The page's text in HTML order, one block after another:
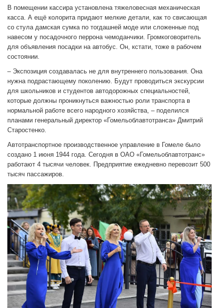
В помещении кассира установлена тяжеловесная механическая
касса. А ещё колорита придают мелкие детали, как то свисающая
со стула дамская сумка по тогдашней моде или сложенные под
навесом у посадочного перрона чемоданчики. Громкоговоритель
для объявления посадки на автобус. Он, кстати, тоже в рабочем
состоянии.
– Экспозиция создавалась не для внутреннего пользования. Она
нужна подрастающему поколению. Будут проводиться экскурсии
для школьников и студентов автодорожных специальностей,
которые должны проникнуться важностью роли транспорта в
нормальной работе всего народного хозяйства, – поделился
планами генеральный директор «Гомельоблавтотранса» Дмитрий
Старостенко.
Автотранспортное производственное управление в Гомеле было
создано 1 июня 1944 года. Сегодня в ОАО «Гомельоблавтотранс»
работают 4 тысячи человек. Предприятие ежедневно перевозит 500
тысяч пассажиров.